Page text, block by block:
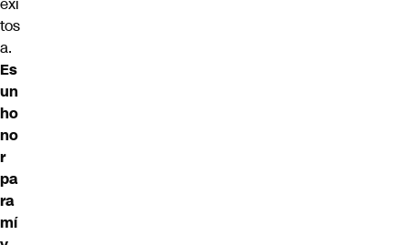
tos
a.
Es
un
ho
no
r
pa
ra
mí